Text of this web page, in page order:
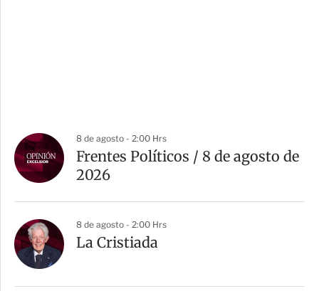
8 de agosto - 2:00 Hrs
Frentes Políticos / 8 de agosto de
2026
8 de agosto - 2:00 Hrs
La Cristiada